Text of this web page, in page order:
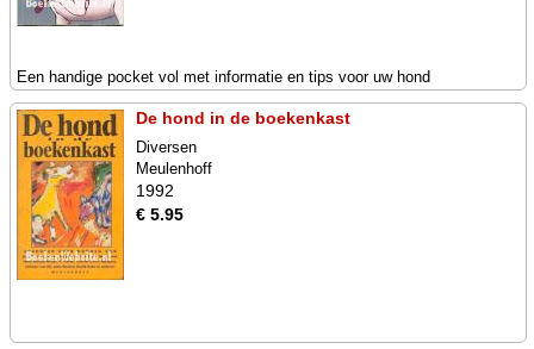
Een handige pocket vol met informatie en tips voor uw hond
De hond in de boekenkast
Diversen
Meulenhoff
1992
€ 5.95